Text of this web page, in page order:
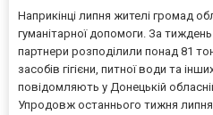
Наприкінці липня жителі громад
гуманітарної допомоги. За тиждень
партнери розподілили понад 81
засобів гігієни, питної води та
повідомляють у Донецькій обласній
Упродовж останнього тижня